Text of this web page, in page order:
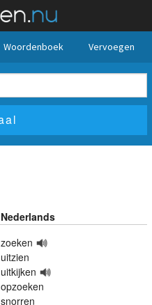
Woordenboek Vervoegen
Nederlands
zoeken
uitzien
uitkijken
opzoeken
snorren